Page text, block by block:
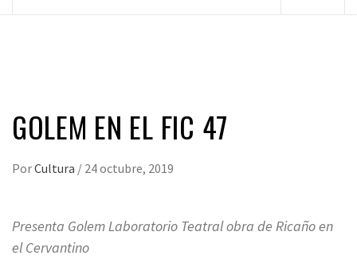
GOLEM EN EL FIC 47
PorCultura / 24 octubre, 2019
Presenta Golem Laboratorio Teatral obra de Ricaño en
el Cervantino